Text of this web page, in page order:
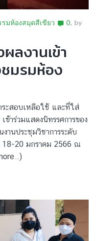
รมห้องสมุดสีเขียว 0 by
ลงานเข้า
มรมห้อง
ระสอบเหลือใช้ และที่ใส่
าร่วมแสดงนิทรรศการของ
านประชุมวิชาการระดับ
18-20 มกราคม 2566 ณ